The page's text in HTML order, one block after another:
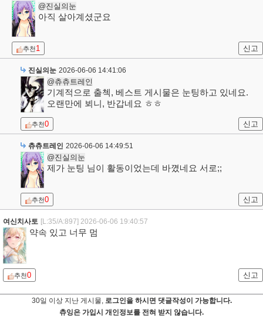
@진실의눈
아직 살아계셨군요
추천1 신고
진실의눈 2026-06-06 14:41:06
@츄츄트레인
기계적으로 출첵, 베스트 게시물은 눈팅하고 있네요.
오랜만에 뵈니, 반갑네요 ㅎㅎ
추천0 신고
츄츄트레인 2026-06-06 14:49:51
@진실의눈
제가 눈팅 님이 활동이었는데 바꼈네요 서로;;
추천0 신고
여신치사토 [L:35/A:897] 2026-06-06 19:40:57
약속 있고 너무 멈
추천0 신고
30일 이상 지난 게시물, 로그인을 하시면 댓글작성이 가능합니다.
츄잉은 가입시 개인정보를 전혀 받지 않습니다.